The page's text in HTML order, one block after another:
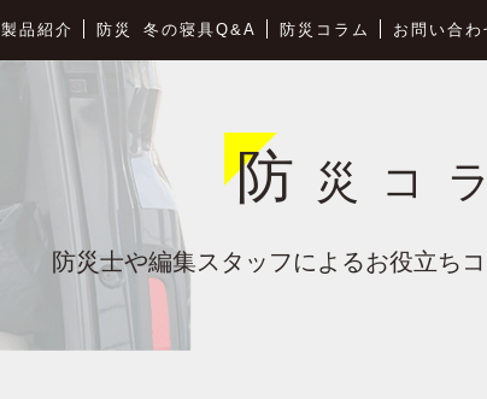
製品紹介 防災 冬の寝具Q&A 防災 コラム お問い合わ
防 災コ
防災士や編集スタッフによるお役立ち